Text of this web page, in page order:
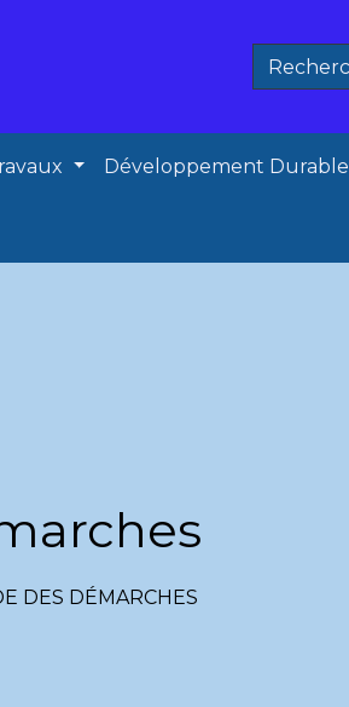
Développement Durable
DES DÉMARCHES